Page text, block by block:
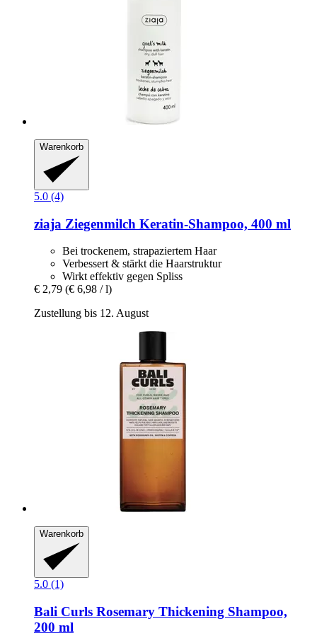
Warenkorb
5.0 (4)
ziaja Ziegenmilch Keratin-​Shampoo, 400 ml
Bei trockenem, strapaziertem Haar
Verbessert & stärkt die Haarstruktur
Wirkt effektiv gegen Spliss
€ 2,79 (€ 6,98 / l)
Zustellung bis 12. August
Warenkorb
5.0 (1)
Bali Curls Rosemary Thickening Shampoo,
200 ml